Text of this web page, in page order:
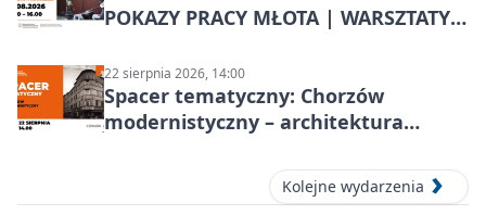
POKAZY PRACY MŁOTA | WARSZTATY
22 sierpnia 2026, 14:00
Spacer tematyczny: Chorzów
modernistyczny – architektura
Kolejne wydarzenia